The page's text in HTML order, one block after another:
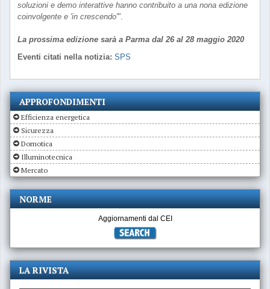
soluzioni e demo interattive hanno contribuito a una nona edizione
coinvolgente e 'in crescendo'".
La prossima edizione sarà a Parma dal 26 al 28 maggio 2020
Eventi citati nella notizia: SPS
APPROFONDIMENTI
Efficienza energetica
Sicurezza
Domotica
Illuminotecnica
Mercato
NORME
Aggiornamenti dal CEI
LA RIVISTA